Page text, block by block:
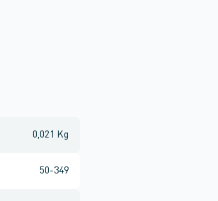
0,021 Kg
50-349